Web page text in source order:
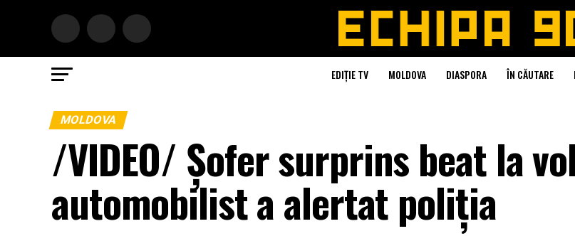
EDIȚIE TV MOLDOVA DIASPORA ÎN CĂUTARE
MOLDOVA
/VIDEO/ Șofer surprins beat la
automobilist a alertat poliția